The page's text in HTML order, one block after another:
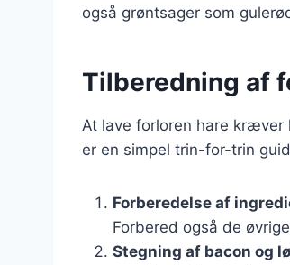
også grøntsager som
Tilberedning af
At lave forloren hare
er en simpel trin-for-trin
Forberedelse af
Forbered også de
Stegning af bacon og